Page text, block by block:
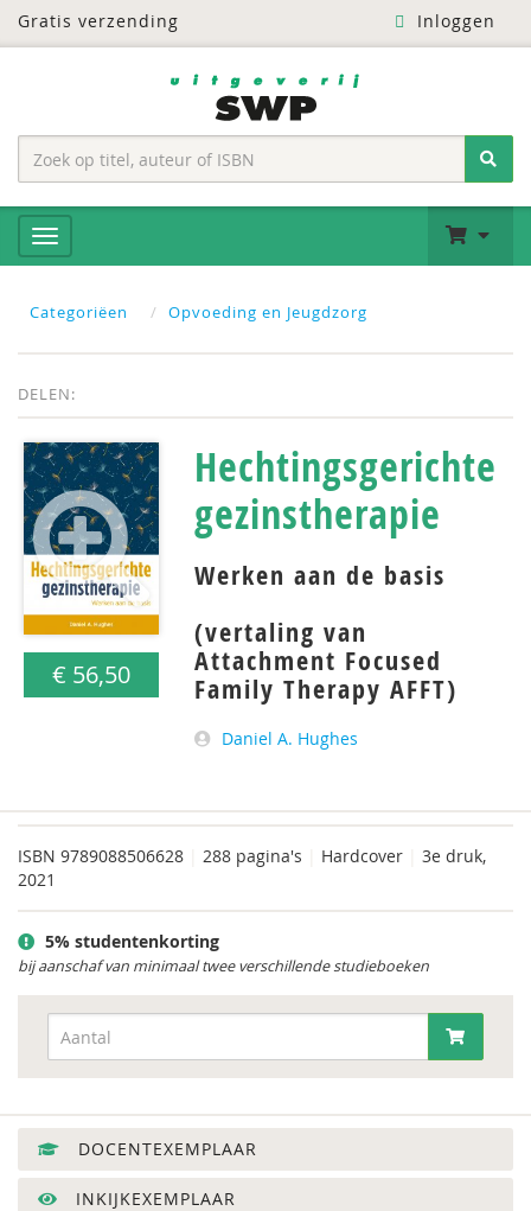
Gratis verzending Inloggen
Categoriëen Opvoeding en Jeugdzorg
DELEN:
€ 56,50
Hechtingsgerichte
gezinstherapie
Werken aan de basis
(vertaling van
Attachment Focused
Family Therapy AFFT)
Daniel A. Hughes
ISBN 9789088506628 288 pagina's Hardcover
3e druk,
2021
5% studentenkorting
bij aanschaf van minimaal twee verschillende studieboeken
DOCENTEXEMPLAAR
INKIJKEXEMPLAAR